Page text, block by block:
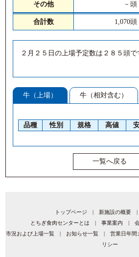
その他 －頭
合計数 1,070頭
２月２５日の上場予定数は２８５頭で
牛（上場） 牛（相対含む）
品種
性別 規格 高値
一覧へ戻る
トップページ | 新施設の概要
とちぎ食肉センターとは | 事業案内 |
市況および上場一覧 | お知らせ一覧 | 営業日年間
リシー